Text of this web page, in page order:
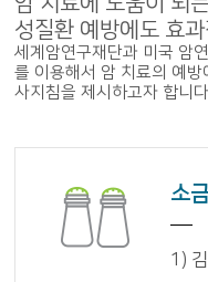
성질환 예방에도 효
세계암연구재단과 미국 암
를 이용해서 암 치료의 예
사지침을 제시하고자 합니다.
소
1)